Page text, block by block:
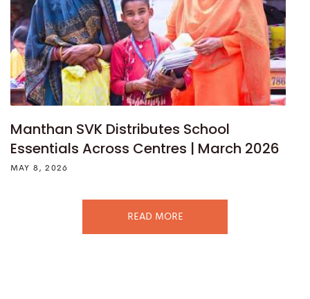
Manthan SVK Distributes School
Essentials Across Centres | March 2026
MAY 8, 2026
READ MORE